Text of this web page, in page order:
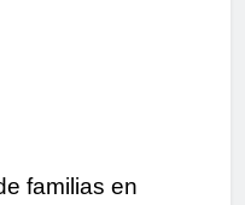
familias en